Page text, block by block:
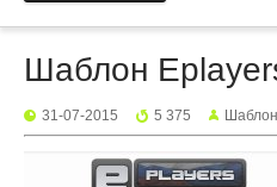
Шаблон
31-07-2015 5 375